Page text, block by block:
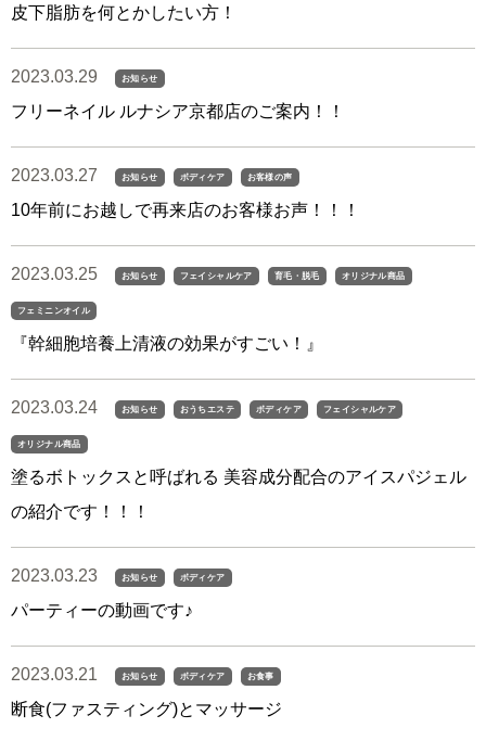
皮下脂肪を何とかしたい方！
2023.03.29 お知らせ
フリーネイル ルナシア京都店のご案内！！
2023.03.27 お知らせ ボディケア お客様の声
10年前にお越しで再来店のお客様お声！！！
2023.03.25 お知らせ フェイシャルケア 育毛・脱毛 オリジナル商品
フェミニンオイル
『幹細胞培養上清液の効果がすごい！』
2023.03.24 お知らせ おうちエステ ボディケア フェイシャルケア
オリジナル商品
塗るボトックスと呼ばれる 美容成分配合のアイスパジェル
の紹介です！！！
2023.03.23 お知らせ ボディケア
パーティーの動画です♪
2023.03.21 お知らせ ボディケア お食事
断食(ファスティング)とマッサージ